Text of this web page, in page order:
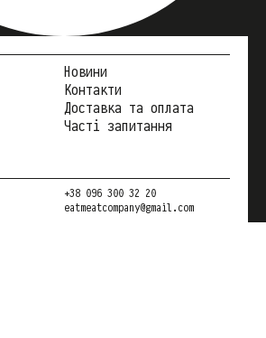
Новини
Контакти
Доставка та оплата
Часті запитання
+38 096 300 32 20
eatmeatcompany@gmail.com